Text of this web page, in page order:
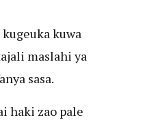
kuwa
maslahi ya
sasa.
haki zao pale